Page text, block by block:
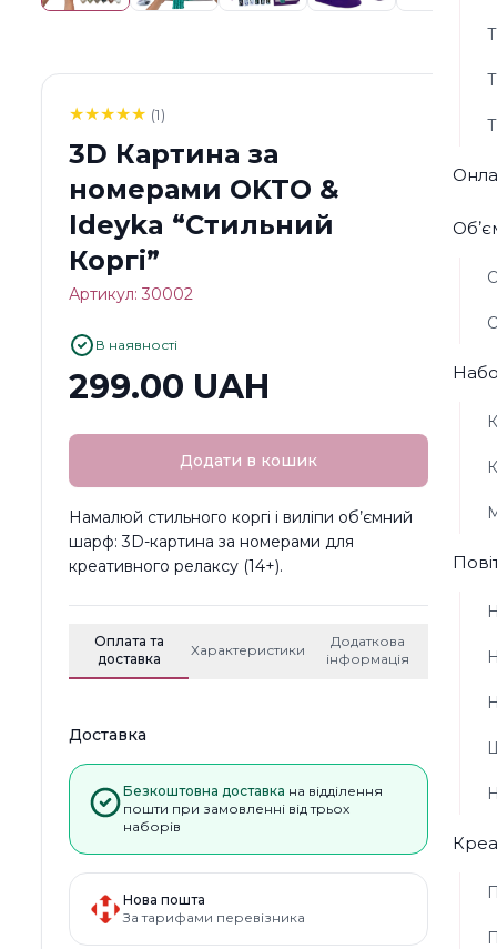
★★★★★ (1)
3D Картина за
номерами OKTO &
Ideyka “Стильний
Коргі”
Артикул: 30002
В наявності
299.00 UAH
Додати в кошик
Намалюй стильного коргі і виліпи об’ємний
шарф: 3D-картина за номерами для
креативного релаксу (14+).
Оплата та
доставка
Характеристики
Додаткова
інформація
Доставка
Безкоштовна доставка на відділення
пошти при замовленні від трьох
наборів
Нова пошта
За тарифами перевізника